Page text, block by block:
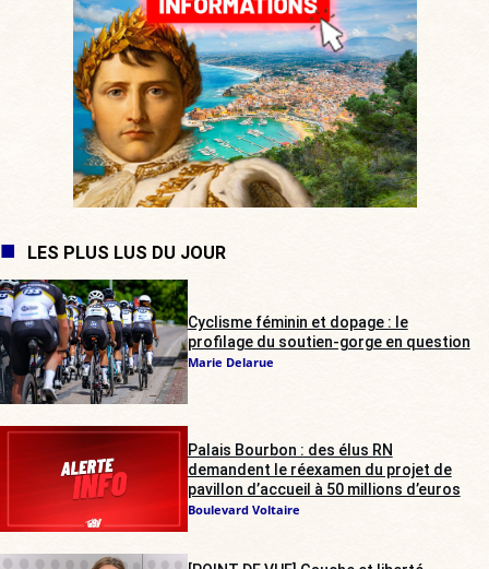
LES PLUS LUS DU JOUR
Cyclisme féminin et dopage : le
profilage du soutien-gorge en question
Marie Delarue
Palais Bourbon : des élus RN
demandent le réexamen du projet de
pavillon d’accueil à 50 millions d’euros
Boulevard Voltaire